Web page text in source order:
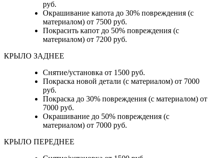
руб.
Окрашивание капота до 30% повреждения (с
материалом) от 7500 руб.
Покрасить капот до 50% повреждения (с
материалом) от 7200 руб.
КРЫЛО ЗАДНЕЕ
Снятие/установка от 1500 руб.
Покраска новой детали (с материалом) от 7000
руб.
Покраска до 30% повреждения (с материалом) от
7000 руб.
Окрашивание до 50% повреждения (с
материалом) от 7000 руб.
КРЫЛО ПЕРЕДНЕЕ